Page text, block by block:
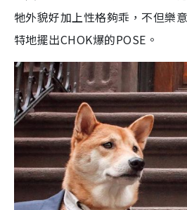
牠外貌好加上性格夠乖，不但樂
特地擺出CHOK爆的POSE。